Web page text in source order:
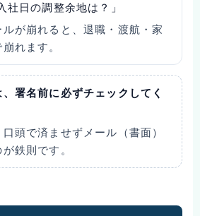
社日の調整余地は？」
ルが崩れると、退職・渡航・家
れます。
署名前に必ずチェックしてく
頭で済ませずメール（書面）
鉄則です。